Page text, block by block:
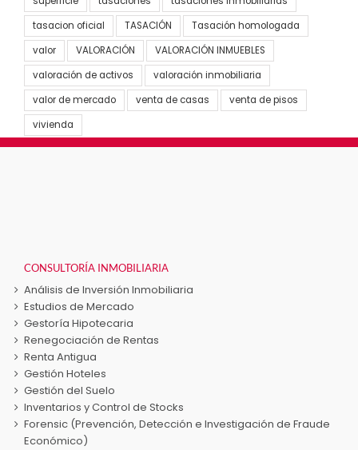
tasacion oficial
TASACIÓN
Tasación homologada
valor
VALORACIÓN
VALORACIÓN INMUEBLES
valoración de activos
valoración inmobiliaria
valor de mercado
venta de casas
venta de pisos
vivienda
CONSULTORÍA INMOBILIARIA
Análisis de Inversión Inmobiliaria
Estudios de Mercado
Gestoría Hipotecaria
Renegociación de Rentas
Renta Antigua
Gestión Hoteles
Gestión del Suelo
Inventarios y Control de Stocks
Forensic (Prevención, Detección e Investigación de Fraude
Económico)